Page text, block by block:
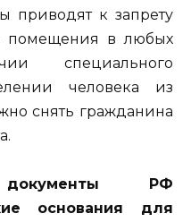
приводят к запрету
помещения в любых
специального
человека из
снять гражданина
документы РФ
основания для